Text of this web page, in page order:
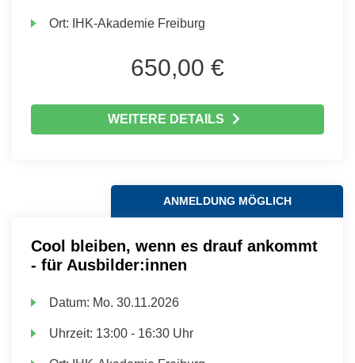
Ort: IHK-Akademie Freiburg
650,00 €
WEITERE DETAILS
ANMELDUNG MÖGLICH
Cool bleiben, wenn es drauf ankommt
- für Ausbilder:innen
Datum: Mo. 30.11.2026
Uhrzeit: 13:00 - 16:30 Uhr